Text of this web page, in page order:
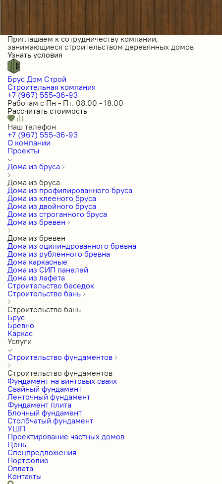
Приглашаем к сотрудничеству компании,
занимающиеся строительством деревянных домов
Узнать условия
Брус Дом Строй
Строительная компания
+7 (967) 555-36-93
Работам с Пн - Пт: 08:00 - 18:00
Рассчитать стоимость
Наш телефон
+7 (967) 555-36-93
О компании
Проекты
Дома из бруса
Дома из бруса
Дома из профилированного бруса
Дома из клееного бруса
Дома из двойного бруса
Дома из строганного бруса
Дома из бревен
Дома из бревен
Дома из оцилиндрованного бревна
Дома из рубленного бревна
Дома каркасные
Дома из СИП панелей
Дома из лафета
Строительство беседок
Строительство бань
Строительство бань
Брус
Бревно
Каркас
Услуги
Строительство фундаментов
Строительство фундаментов
Фундамент на винтовых сваях
Свайный фундамент
Ленточный фундамент
Фундамент плита
Блочный фундамент
Столбчатый фундамент
УШП
Проектирование частных домов
Цены
Спецпредложения
Портфолио
Оплата
Контакты